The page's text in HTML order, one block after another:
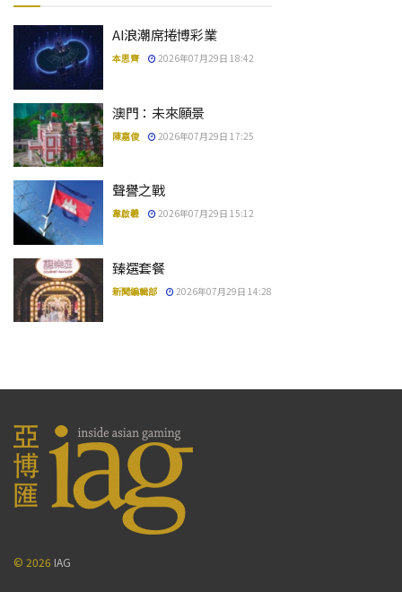
AI浪潮席捲博彩業
本思齊 2026年07月29日 18:42
澳門：未來願景
陳嘉俊 2026年07月29日 17:25
聲譽之戰
韋啟羲 2026年07月29日 15:12
臻選套餐
新聞編輯部 2026年07月29日 14:28
© 2026 IAG